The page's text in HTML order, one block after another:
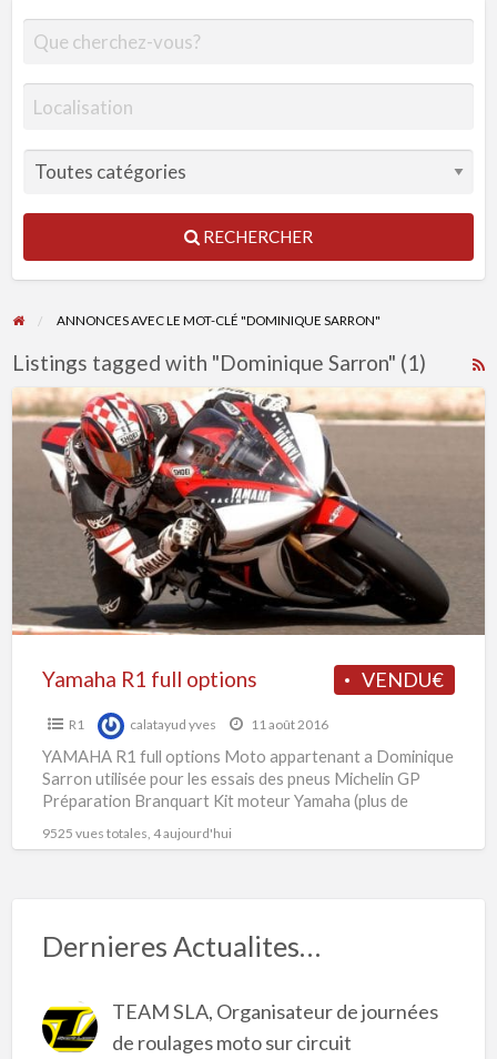
RECHERCHER
ANNONCES AVEC LE MOT-CLÉ "DOMINIQUE SARRON"
Listings tagged with "Dominique Sarron" (1)
Yamaha
R1
options
VENDU€
Yamaha R1 full options
R1 calatayud yves 11 août 2016
YAMAHA R1 full options Moto appartenant a Dominique
Sarron utilisée pour les essais des pneus Michelin GP
Préparation Branquart Kit moteur Yamaha (plus de
9525 vues totales, 4 aujourd'hui
Dernieres Actualites…
TEAM SLA, Organisateur de journées
de roulages moto sur circuit